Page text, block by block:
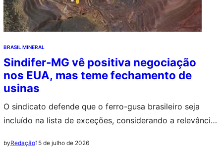
BRASIL MINERAL
Sindifer-MG vê positiva negociação
nos EUA, mas teme fechamento de
usinas
O sindicato defende que o ferro-gusa brasileiro seja
incluído na lista de exceções, considerando a relevância
Unidos e os impactos econômicos que a taxação pode
byRedação15 de julho de 2026